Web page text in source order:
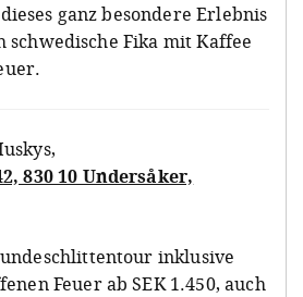
ganz besondere Erlebnis
schwedische Fika mit Kaffee
,
830 10 Undersåker,
inklusive
Feuer ab SEK 1.450, auch